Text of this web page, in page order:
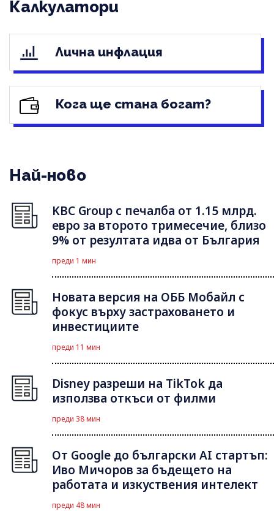
Калкулатори
Лична инфлация
Кога ще стана богат?
Най-ново
KBC Group с печалба от 1.15 млрд.
евро за второто тримесечие, близо
9% от резултата идва от България
преди 1 мин
Новата версия на ОББ Мобайл с
фокус върху застраховането и
инвестициите
преди 11 мин
Disney разреши на TikTok да
използва откъси от филми
преди 38 мин
От Google до български AI стартъп:
Иво Мичоров за бъдещето на
работата и изкуствения интелект
преди 48 мин